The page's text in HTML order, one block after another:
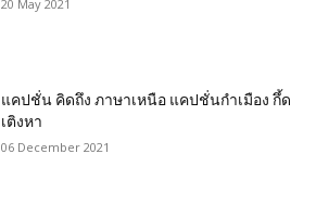
20 May 2021
แคปชั่น คิดถึง ภาษาเหนือ แคปชั่นกำเมือง กึ้ด
เติงหา
06 December 2021